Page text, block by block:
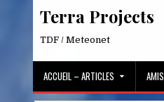
Terra Projects
TDF / Meteonet
ACCUEIL – ARTICLES AMIS